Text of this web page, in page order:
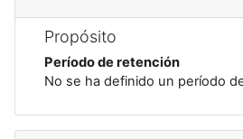
Propósito
Período de retención
No se ha definido un período